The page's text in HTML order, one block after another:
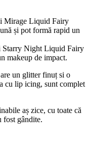
Mirage Liquid Fairy
și pot formă rapid un
Starry Night Liquid Fairy
makeup de impact.
un glitter finuț si o
cu lip icing, sunt complet
aș zice, cu toate că
fost gândite.